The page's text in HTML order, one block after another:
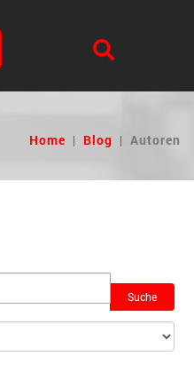
Home | Blog | Autoren
Suche